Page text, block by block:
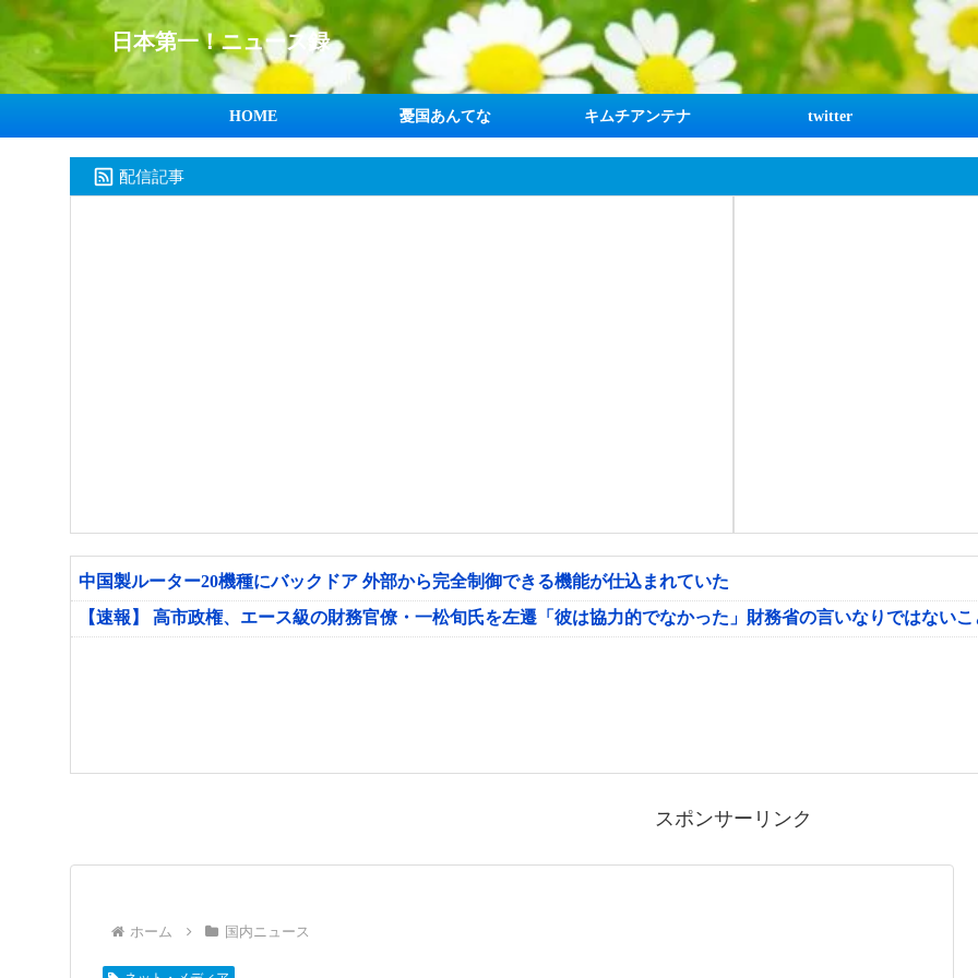
日本第一！ニュース録
HOME 憂国あんてな キムチアンテナ twitter
配信記事
中国製ルーター20機種にバックドア 外部から完全制御できる機能が仕込まれていた
【速報】 高市政権、エース級の財務官僚・一松旬氏を左遷「彼は協力的でなかった」財務省の言いなりではない
スポンサーリンク
ホーム 国内ニュース